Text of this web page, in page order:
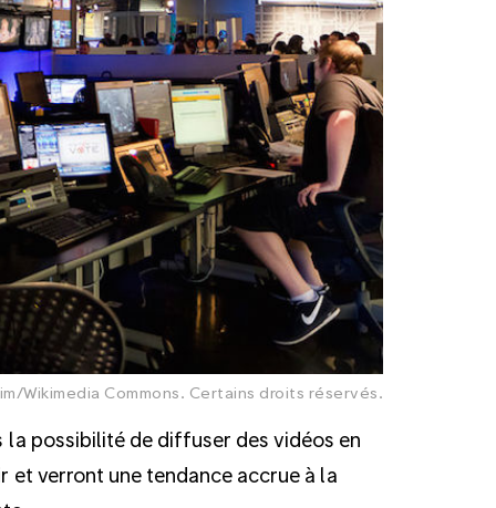
Wikimedia Commons. Certains droits réservés.
possibilité de diffuser des vidéos en
et verront une tendance accrue à la